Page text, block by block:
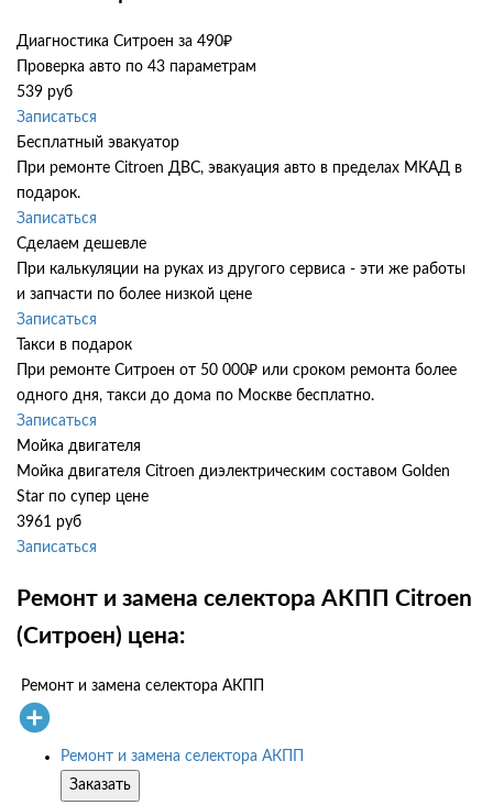
Диагностика Ситроен за 490₽
Проверка авто по 43 параметрам
539 руб
Записаться
Бесплатный эвакуатор
При ремонте Citroen ДВС, эвакуация авто в пределах МКАД в
подарок.
Записаться
Сделаем дешевле
При калькуляции на руках из другого сервиса - эти же работы
и запчасти по более низкой цене
Записаться
Такси в подарок
При ремонте Ситроен от 50 000₽ или сроком ремонта более
одного дня, такси до дома по Москве бесплатно.
Записаться
Мойка двигателя
Мойка двигателя Citroen диэлектрическим составом Golden
Star по супер цене
3961 руб
Записаться
Ремонт и замена селектора АКПП Citroen
(Ситроен) цена:
Ремонт и замена селектора АКПП
Ремонт и замена селектора АКПП
Заказать